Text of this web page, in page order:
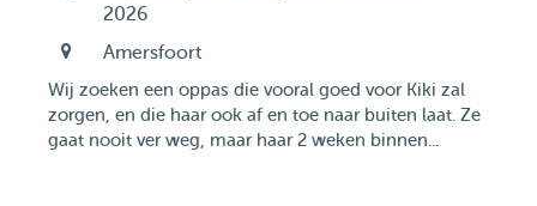
2026
Amersfoort
Wij zoeken een oppas die vooral goed voor Kiki zal
zorgen, en die haar ook af en toe naar buiten laat. Ze
gaat nooit ver weg, maar haar 2 weken binnen...